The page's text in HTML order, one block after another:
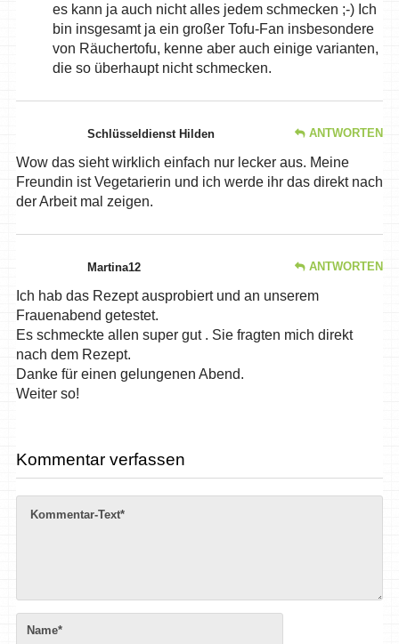
es kann ja auch nicht alles jedem schmecken ;-) Ich
bin insgesamt ja ein großer Tofu-Fan insbesondere
von Räuchertofu, kenne aber auch einige varianten,
die so überhaupt nicht schmecken.
Schlüsseldienst Hilden ANTWORTEN
Wow das sieht wirklich einfach nur lecker aus. Meine
Freundin ist Vegetarierin und ich werde ihr das direkt nach
der Arbeit mal zeigen.
Martina12 ANTWORTEN
Ich hab das Rezept ausprobiert und an unserem
Frauenabend getestet.
Es schmeckte allen super gut . Sie fragten mich direkt
nach dem Rezept.
Danke für einen gelungenen Abend.
Weiter so!
Kommentar verfassen